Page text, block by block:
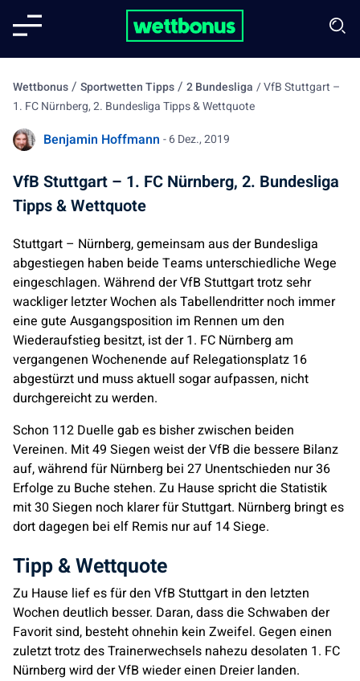
Wettbonus/ Sportwetten Tipps/ 2 Bundesliga /VfB Stuttgart –
1. FC Nürnberg, 2. Bundesliga Tipps & Wettquote
Benjamin Hoffmann - 6 Dez., 2019
VfB Stuttgart – 1. FC Nürnberg, 2. Bundesliga
Tipps & Wettquote
Stuttgart – Nürnberg, gemeinsam aus der Bundesliga
abgestiegen haben beide Teams unterschiedliche Wege
eingeschlagen. Während der VfB Stuttgart trotz sehr
wackliger letzter Wochen als Tabellendritter noch immer
eine gute Ausgangsposition im Rennen um den
Wiederaufstieg besitzt, ist der 1. FC Nürnberg am
vergangenen Wochenende auf Relegationsplatz 16
abgestürzt und muss aktuell sogar aufpassen, nicht
durchgereicht zu werden.
Schon 112 Duelle gab es bisher zwischen beiden
Vereinen. Mit 49 Siegen weist der VfB die bessere Bilanz
auf, während für Nürnberg bei 27 Unentschieden nur 36
Erfolge zu Buche stehen. Zu Hause spricht die Statistik
mit 30 Siegen noch klarer für Stuttgart. Nürnberg bringt es
dort dagegen bei elf Remis nur auf 14 Siege.
Tipp & Wettquote
Zu Hause lief es für den VfB Stuttgart in den letzten
Wochen deutlich besser. Daran, dass die Schwaben der
Favorit sind, besteht ohnehin kein Zweifel. Gegen einen
zuletzt trotz des Trainerwechsels nahezu desolaten 1. FC
Nürnberg wird der VfB wieder einen Dreier landen.